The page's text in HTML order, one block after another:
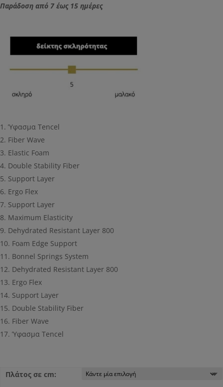
Παράδοση από 7 έως 15 ημέρες
Ύφασμα Tencel
Fiber Wave
Elastic Foam
Double Stability Fiber
Support Layer
Ergo Flex
Support Layer
Maximum Elasticity
Dehydrated Resistant Layer 800
Foam Edge Support
Bonnel Springs System
Dehydrated Resistant Layer 800
Ergo Flex
Support Layer
Double Stability Fiber
Fiber Wave
Ύφασμα Tencel
Πλάτος σε cm: